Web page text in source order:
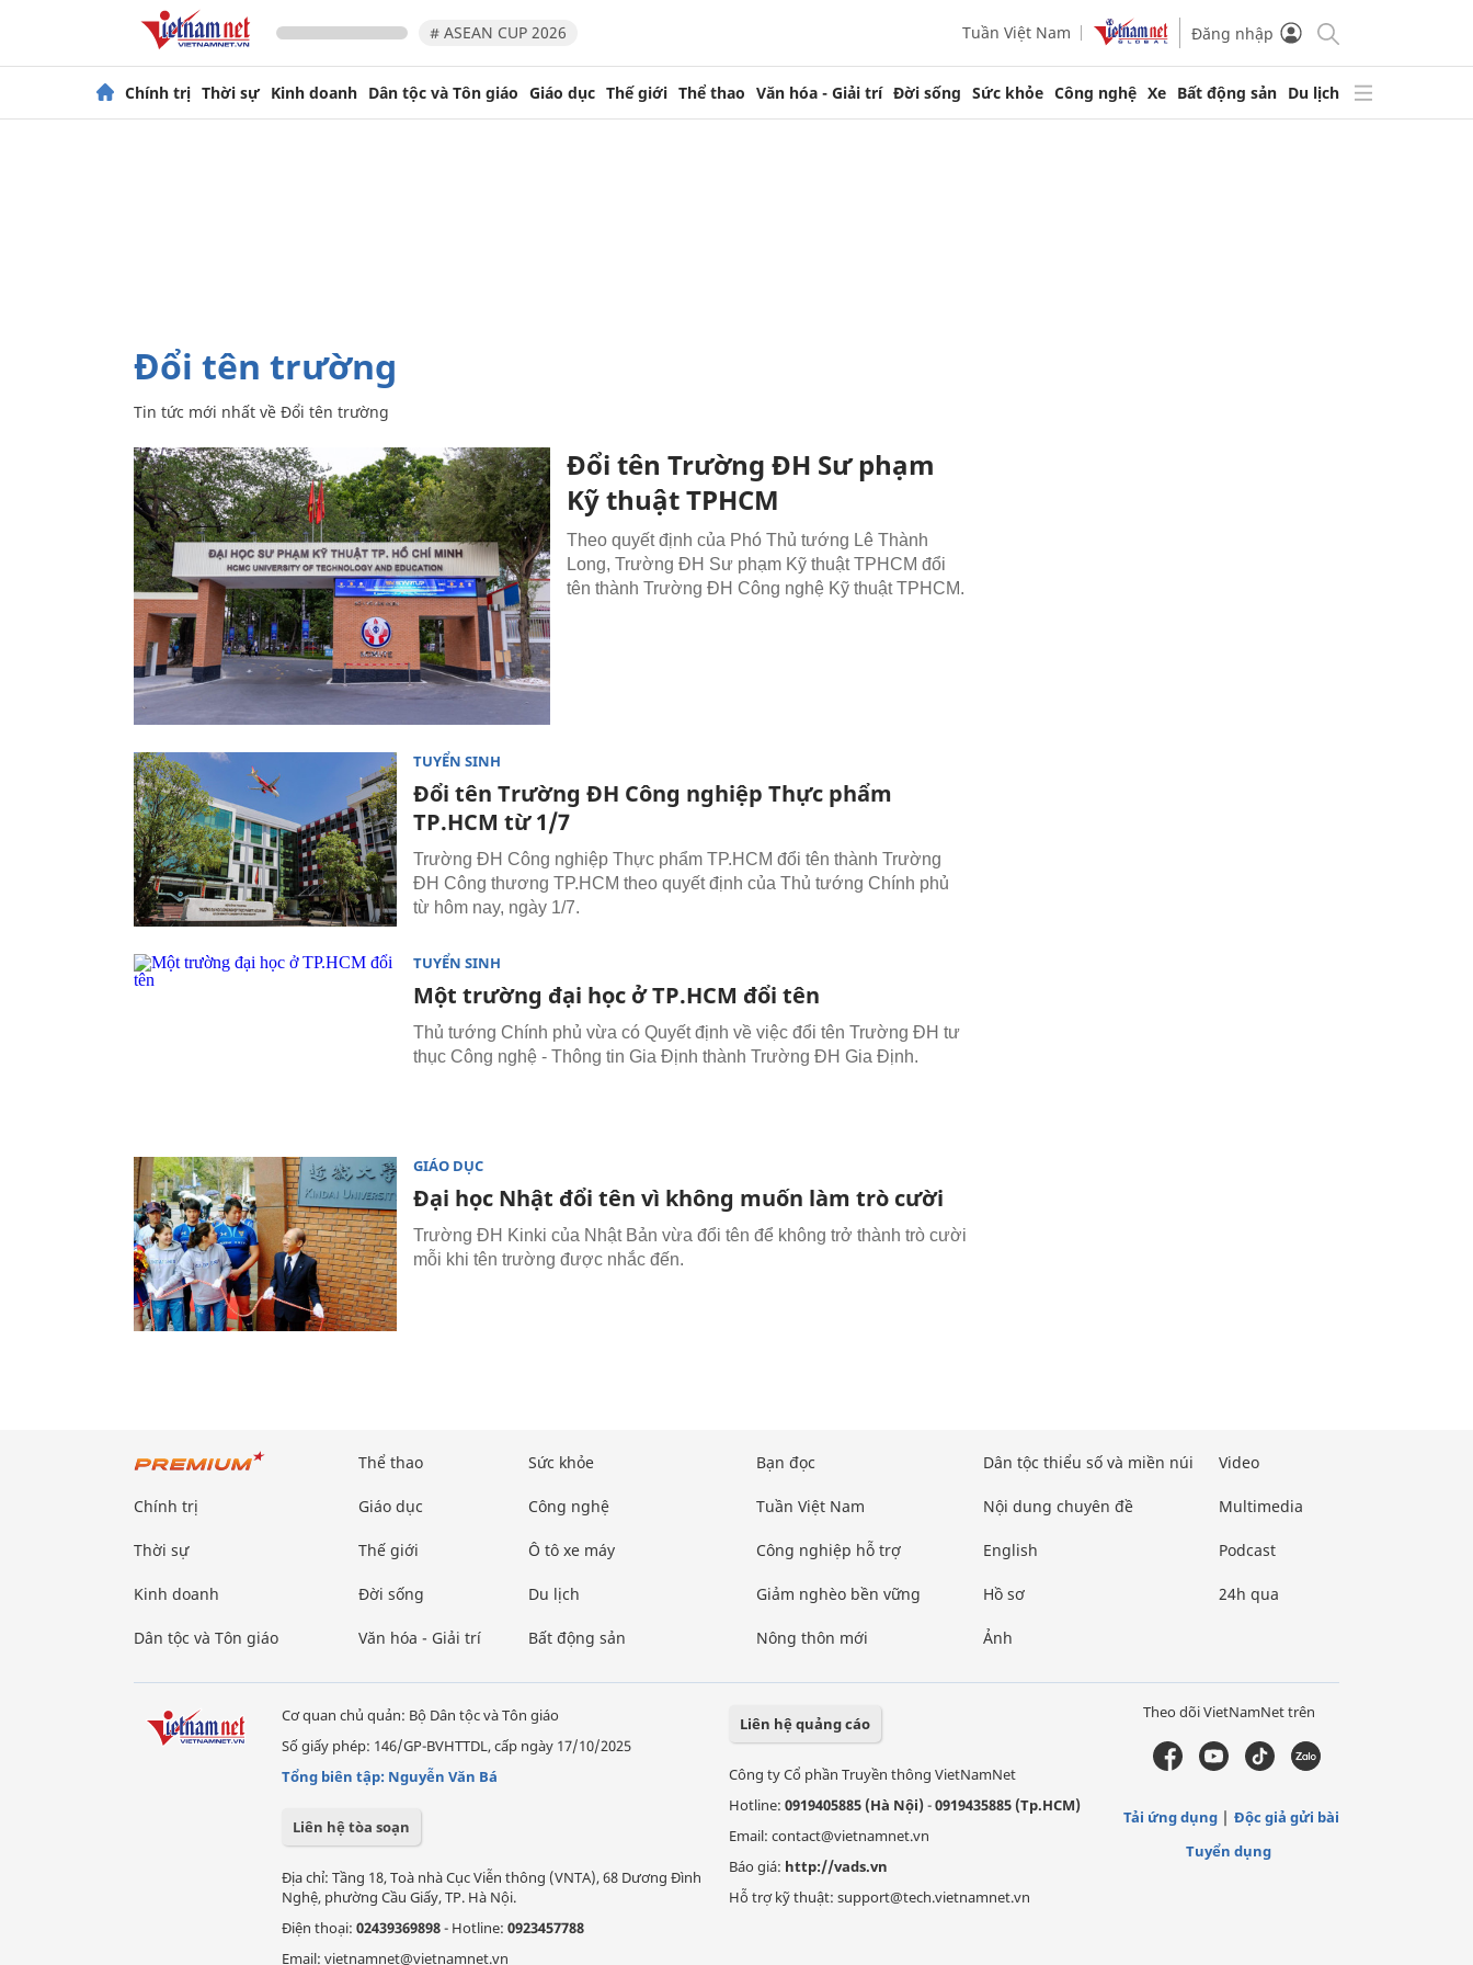
# ASEAN CUP 2026 Tuần Việt Nam Đăng nhập
Chính trị Thời sự Kinh doanh Dân tộc và Tôn giáo Giáo dục Thế giới Thể thao Văn hóa - Giải trí Đời sống Sức khỏe Công nghệ Xe Bất động sản Du lịch
Đổi tên trường
Tin tức mới nhất về Đổi tên trường
Đổi tên Trường ĐH Sư phạm
Kỹ thuật TPHCM
Theo quyết định của Phó Thủ tướng Lê Thành
Long, Trường ĐH Sư phạm Kỹ thuật TPHCM đổi
tên thành Trường ĐH Công nghệ Kỹ thuật TPHCM.
TUYỂN SINH
Đổi tên Trường ĐH Công nghiệp Thực phẩm
TP.HCM từ 1/7
Trường ĐH Công nghiệp Thực phẩm TP.HCM đổi tên thành Trường
ĐH Công thương TP.HCM theo quyết định của Thủ tướng Chính phủ
từ hôm nay, ngày 1/7.
TUYỂN SINH
Một trường đại học ở TP.HCM đổi tên
Thủ tướng Chính phủ vừa có Quyết định về việc đổi tên Trường ĐH tư
thục Công nghệ - Thông tin Gia Định thành Trường ĐH Gia Định.
GIÁO DỤC
Đại học Nhật đổi tên vì không muốn làm trò cười
Trường ĐH Kinki của Nhật Bản vừa đổi tên để không trở thành trò cười
mỗi khi tên trường được nhắc đến.
Chính trị
Thời sự
Kinh doanh
Dân tộc và Tôn giáo
Thể thao
Giáo dục
Thế giới
Đời sống
Văn hóa - Giải trí
Sức khỏe
Công nghệ
Ô tô xe máy
Du lịch
Bất động sản
Bạn đọc
Tuần Việt Nam
Công nghiệp hỗ trợ
Giảm nghèo bền vững
Nông thôn mới
Dân tộc thiểu số và miền núi
Nội dung chuyên đề
English
Hồ sơ
Ảnh
Video
Multimedia
Podcast
24h qua
Cơ quan chủ quản: Bộ Dân tộc và Tôn giáo
Số giấy phép: 146/GP-BVHTTDL, cấp ngày 17/10/2025
Tổng biên tập: Nguyễn Văn Bá
Liên hệ tòa soạn
Địa chỉ: Tầng 18, Toà nhà Cục Viễn thông (VNTA), 68 Dương Đình
Nghệ, phường Cầu Giấy, TP. Hà Nội.
Điện thoại: 02439369898- Hotline: 0923457788
Email: vietnamnet@vietnamnet.vn
Liên hệ quảng cáo
Công ty Cổ phần Truyền thông VietNamNet
Hotline: 0919405885 (Hà Nội)-0919435885 (Tp.HCM)
Email: contact@vietnamnet.vn
Báo giá: http://vads.vn
Hỗ trợ kỹ thuật: support@tech.vietnamnet.vn
Theo dõi VietNamNet trên
Tải ứng dụng
Độc giả gửi bài
Tuyển dụng